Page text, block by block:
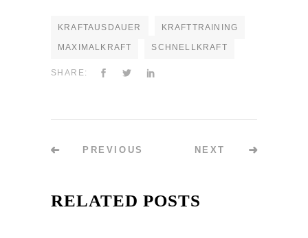
KRAFTAUSDAUER KRAFTTRAINING
MAXIMALKRAFT SCHNELLKRAFT
SHARE:
PREVIOUS NEXT
RELATED POSTS